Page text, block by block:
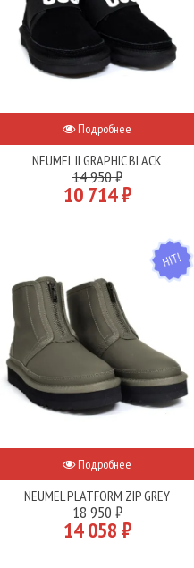
Подробнее
NEUMEL II GRAPHIC BLACK
14 950 ₽
10 714 ₽
HIT
Подробнее
NEUMEL PLATFORM ZIP GREY
18 950 ₽
14 058 ₽